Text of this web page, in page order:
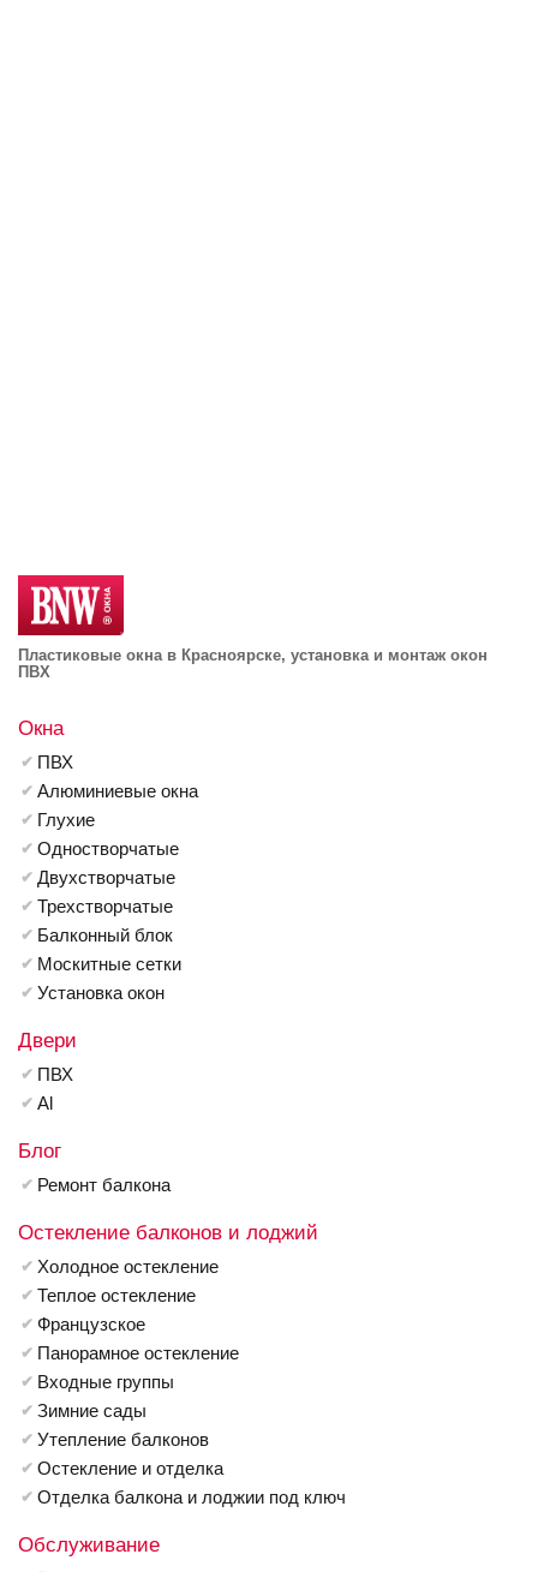
Пластиковые окна в Красноярске, установка и монтаж окон
ПВХ
Окна
ПВХ
Алюминиевые окна
Глухие
Одностворчатые
Двухстворчатые
Трехстворчатые
Балконный блок
Москитные сетки
Установка окон
Двери
ПВХ
Al
Блог
Ремонт балкона
Остекление балконов и лоджий
Холодное остекление
Теплое остекление
Французское
Панорамное остекление
Входные группы
Зимние сады
Утепление балконов
Остекление и отделка
Отделка балкона и лоджии под ключ
Обслуживание